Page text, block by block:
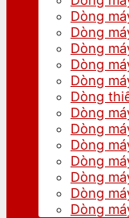
Dòng
Dòng
Dòng
Dòng
Dòng
Dòng
Dòng
Dòng
Dòng
Dòng
Dòng
Dòng
Dòng